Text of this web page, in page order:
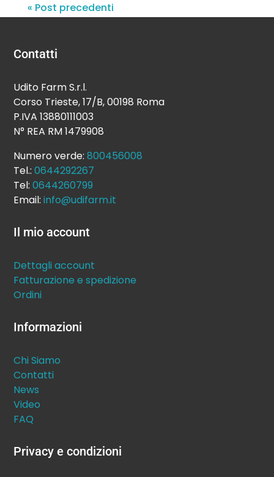
« Post precedenti
Contatti
Udito Farm S.r.l.
Corso Trieste, 17/B, 00198 Roma
P.IVA 13880111003
N° REA RM 1479908
Numero verde:800456008
Tel.:0644292267
Tel:0644260799
Email:info@udifarm.it
Il mio account
Dettagli account
Fatturazione e spedizione
Ordini
Informazioni
Chi Siamo
Contatti
News
Video
FAQ
Privacy e condizioni